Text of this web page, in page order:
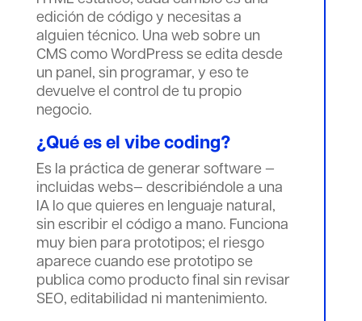
edición de código y necesitas a
alguien técnico. Una web sobre un
CMS como WordPress se edita desde
un panel, sin programar, y eso te
devuelve el control de tu propio
negocio.
¿Qué es el vibe coding?
Es la práctica de generar software —
incluidas webs— describiéndole a una
IA lo que quieres en lenguaje natural,
sin escribir el código a mano. Funciona
muy bien para prototipos; el riesgo
aparece cuando ese prototipo se
publica como producto final sin revisar
SEO, editabilidad ni mantenimiento.